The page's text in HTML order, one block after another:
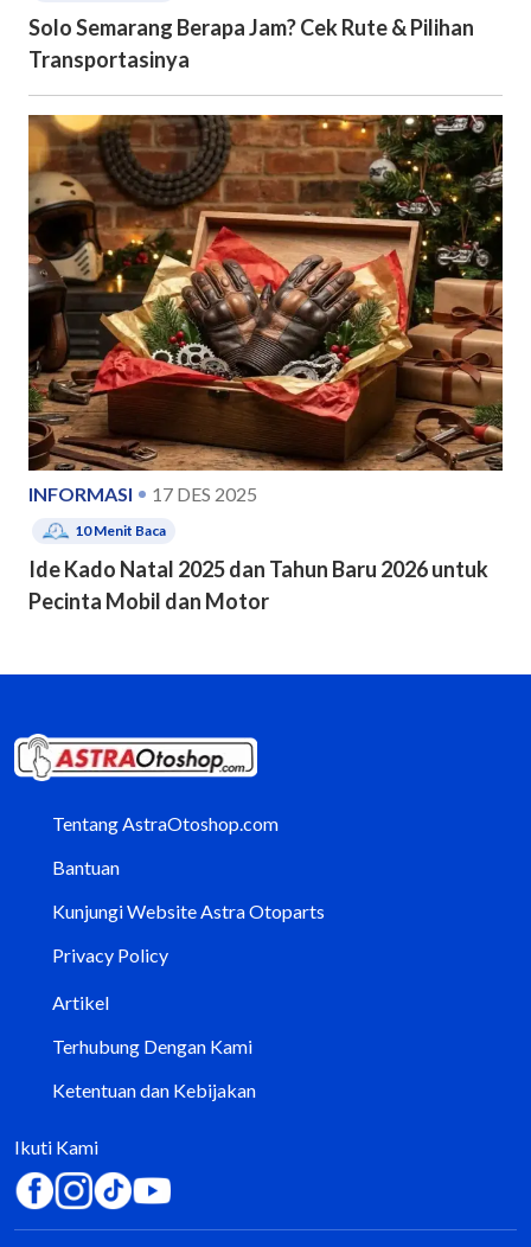
Solo Semarang Berapa Jam? Cek Rute & Pilihan
Transportasinya
INFORMASI 17 DES 2025
10Menit Baca
Ide Kado Natal 2025 dan Tahun Baru 2026 untuk
Pecinta Mobil dan Motor
Tentang AstraOtoshop.com
Bantuan
Kunjungi Website Astra Otoparts
Privacy Policy
Artikel
Terhubung Dengan Kami
Ketentuan dan Kebijakan
Ikuti Kami